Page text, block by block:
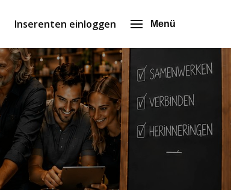
Inserenten einloggen Menü